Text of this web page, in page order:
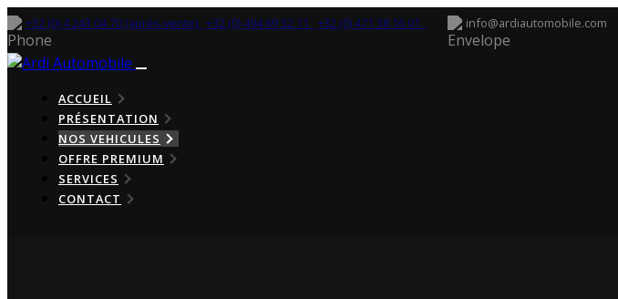
+32 (0) 4 243 04 70 (après-vente) +32 (0) 494 69 32 11 +32 (0) 471 38 16 01 info@ardiautomobile.com
ACCUEIL
PRÉSENTATION
NOS VEHICULES
OFFRE PREMIUM
SERVICES
CONTACT